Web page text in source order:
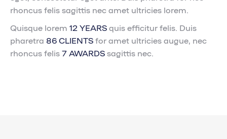
rhoncus felis sagittis nec amet ultricies lorem.
Quisque lorem 12 YEARS quis efficitur felis. Duis
pharetra 86 CLIENTS for amet ultricies augue, nec
rhoncus felis 7 AWARDS sagittis nec.